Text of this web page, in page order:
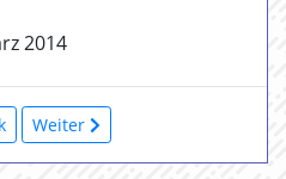
2014
Weiter